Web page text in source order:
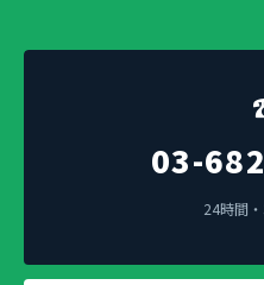
03-
24時間